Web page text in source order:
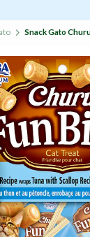
Snack Gato